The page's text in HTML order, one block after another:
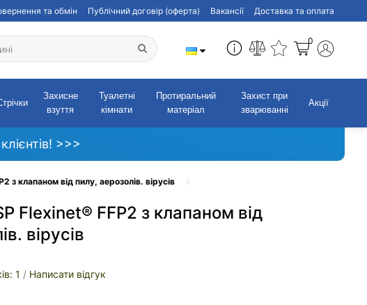
та обмін Публічний договір (оферта) Вакансії Доставка та оплата
0
Захисне
взуття
Туалетні
кімнати
Протиральний
матеріал
Захист при
зварюванні
Акції
>>>
з клапаном від пилу, аерозолів. вірусів
Flexinet® FFP2 з клапаном від
вірусів
1 / Написати відгук